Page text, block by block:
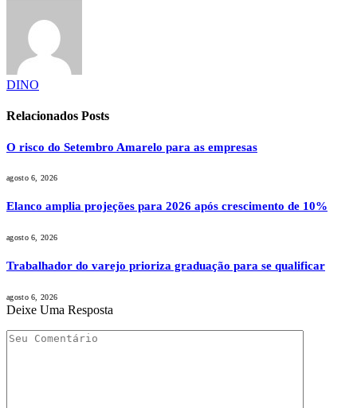
DINO
Relacionados Posts
O risco do Setembro Amarelo para as empresas
agosto 6, 2026
Elanco amplia projeções para 2026 após crescimento de 10%
agosto 6, 2026
Trabalhador do varejo prioriza graduação para se qualificar
agosto 6, 2026
Deixe Uma Resposta